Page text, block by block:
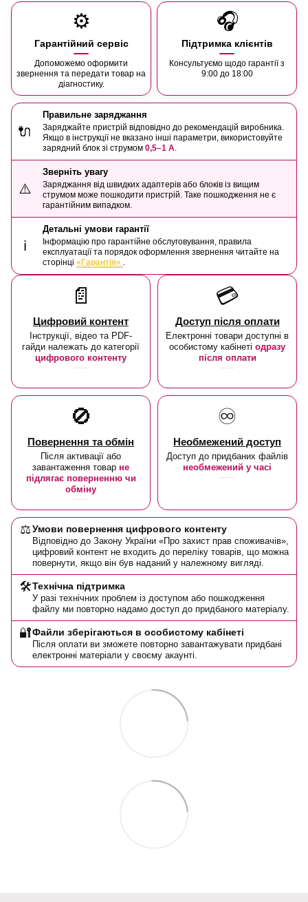
⚙️
Гарантійний сервіс
Допоможемо оформити
звернення та передати товар на
діагностику.
🎧
Підтримка клієнтів
Консультуємо щодо гарантії з
9:00 до 18:00
🔌
Правильне заряджання
Заряджайте пристрій відповідно до рекомендацій виробника.
Якщо в інструкції не вказано інші параметри, використовуйте
зарядний блок зі струмом 0,5–1 А
⚠️
Зверніть увагу
Заряджання від швидких адаптерів або блоків із вищим
струмом може пошкодити пристрій. Таке пошкодження не є
гарантійним випадком.
ℹ️
Детальні умови гарантії
Інформацію про гарантійне обслуговування, правила
експлуатації та порядок оформлення звернення читайте на
сторінці «Гарантія»
📄
Цифровий контент
Інструкції, відео та PDF-
гайди належать до категорії
цифрового контенту
💳
Доступ після оплати
Електронні товари доступні в
особистому кабінеті одразу
після оплати
🚫
Повернення та обмін
Після активації або
завантаження товар не
підлягає поверненню чи
обміну
♾️
Необмежений доступ
Доступ до придбаних файлів
необмежений у часі
⚖️Умови повернення цифрового контенту
Відповідно до Закону України «Про захист прав споживачів»,
цифровий контент не входить до переліку товарів, що можна
повернути, якщо він був наданий у належному вигляді.
🛠️Технічна підтримка
У разі технічних проблем із доступом або пошкодження
файлу ми повторно надамо доступ до придбаного матеріалу.
🔐Файли зберігаються в особистому кабінеті
Після оплати ви зможете повторно завантажувати придбані
електронні матеріали у своєму акаунті.